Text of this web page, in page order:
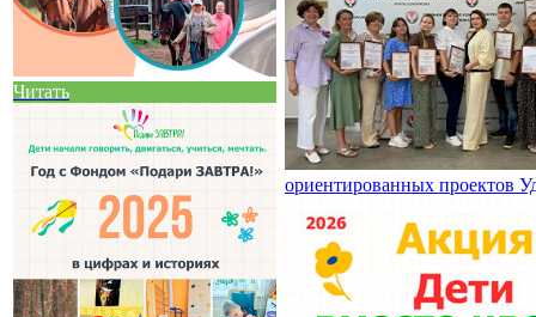
Читать
ориентированных проектов